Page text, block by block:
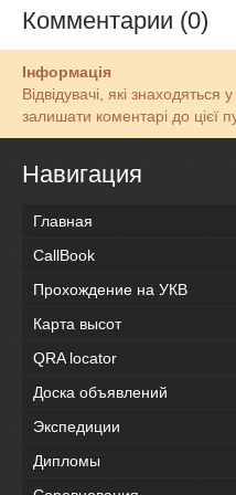
Комментарии (0)
Інформація
Відвідувачі, які знаходяться у
залишати коментарі до цієї
Навигация
Главная
CallBook
Прохождение на УКВ
Карта высот
QRA locator
Доска объявлений
Экспедиции
Дипломы